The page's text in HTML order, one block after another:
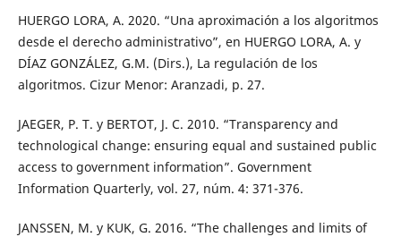
HUERGO LORA, A. 2020. “Una aproximación a los algoritmos
desde el derecho administrativo”, en HUERGO LORA, A. y
DÍAZ GONZÁLEZ, G.M. (Dirs.), La regulación de los
algoritmos. Cizur Menor: Aranzadi, p. 27.
JAEGER, P. T. y BERTOT, J. C. 2010. “Transparency and
technological change: ensuring equal and sustained public
access to government information”. Government
Information Quarterly, vol. 27, núm. 4: 371-376.
JANSSEN, M. y KUK, G. 2016. “The challenges and limits of